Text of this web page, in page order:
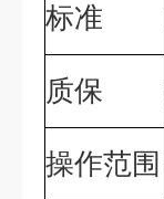
标准
质保
操作范围